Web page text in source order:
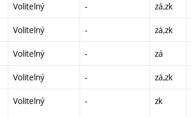
Volitelný - zá,zk
Volitelný - zá,zk
Volitelný - zá
Volitelný - zá,zk
Volitelný - zk